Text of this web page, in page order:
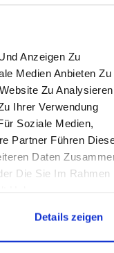
Anzeigen Zu
Medien Anbieten Zu
Zu
Ihrer Verwendung
Soziale Medien,
Partner Führen
Daten
Die Sie Im Rahmen
Details zeigen